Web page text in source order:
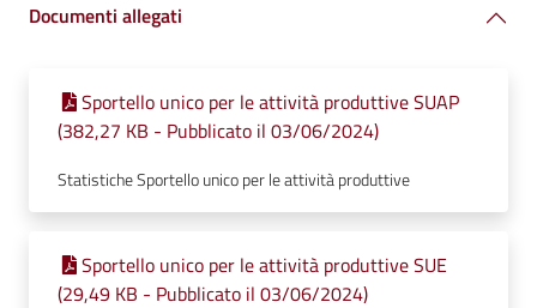
Documenti allegati
Sportello unico per le attività produttive SUAP
(382,27 KB - Pubblicato il 03/06/2024)
Statistiche Sportello unico per le attività produttive
Sportello unico per le attività produttive SUE
(29,49 KB - Pubblicato il 03/06/2024)